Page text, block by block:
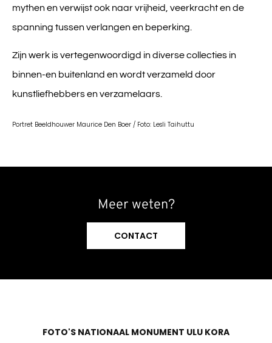
mythen en verwijst ook naar vrijheid, veerkracht en de
spanning tussen verlangen en beperking.
Zijn werk is vertegenwoordigd in diverse collecties in
binnen-en buitenland en wordt verzameld door
kunstliefhebbers en verzamelaars.
Portret Beeldhouwer Maurice Den Boer / Foto: Lesli Taihuttu
Meer weten?
CONTACT
FOTO'S NATIONAAL MONUMENT ULU KORA